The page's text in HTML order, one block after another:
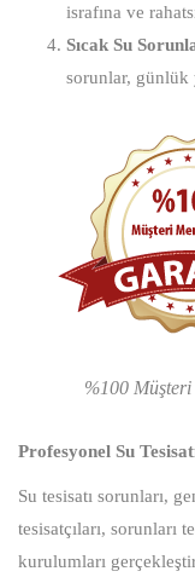
israfına ve
Sıcak Su
sorunlar, günlük
%100
Profesyonel Su
Su tesisatı sorunları,
tesisatçıları, sorunları
kurulumları